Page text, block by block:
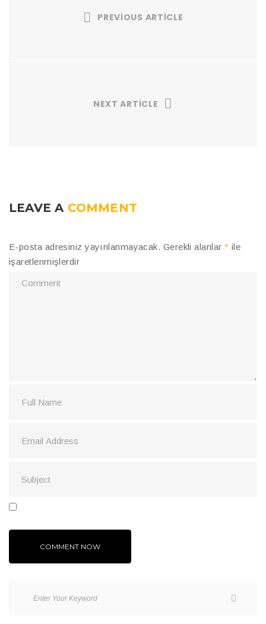
PREVIOUS ARTICLE
NEXT ARTICLE
LEAVE A COMMENT
E-posta adresiniz yayınlanmayacak. Gerekli alanlar * ile
işaretlenmişlerdir